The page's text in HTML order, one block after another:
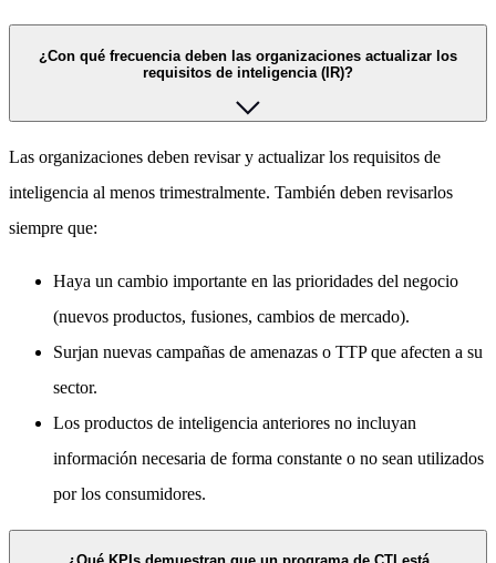
¿Con qué frecuencia deben las organizaciones actualizar los
requisitos de inteligencia (IR)?
Las organizaciones deben revisar y actualizar los requisitos de
inteligencia al menos trimestralmente. También deben revisarlos
siempre que:
Haya un cambio importante en las prioridades del negocio
(nuevos productos, fusiones, cambios de mercado).
Surjan nuevas campañas de amenazas o TTP que afecten a su
sector.
Los productos de inteligencia anteriores no incluyan
información necesaria de forma constante o no sean utilizados
por los consumidores.